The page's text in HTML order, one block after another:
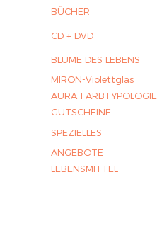
BÜCHER
CD + DVD
BLUME DES LEBENS
MIRON-Violettglas
AURA-FARBTYPOLOGIE
GUTSCHEINE
SPEZIELLES
ANGEBOTE
LEBENSMITTEL